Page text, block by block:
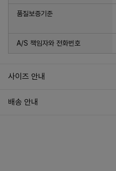
품질보증기준
A/S 책임자와 전화번호
사이즈 안내
배송 안내